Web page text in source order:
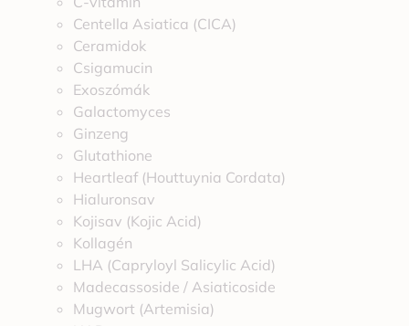
Centella Asiatica (CICA)
Ceramidok
Csigamucin
Exoszómák
Galactomyces
Ginzeng
Glutathione
Heartleaf (Houttuynia Cordata)
Hialuronsav
Kojisav (Kojic Acid)
Kollagén
LHA (Capryloyl Salicylic Acid)
Madecassoside / Asiaticoside
Mugwort (Artemisia)